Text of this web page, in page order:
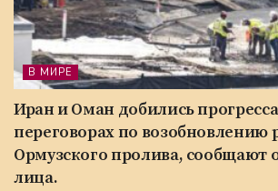
В МИРЕ
Иран и Оман добились
переговорах по возобновлению
Ормузского пролива, сообщают
лица.